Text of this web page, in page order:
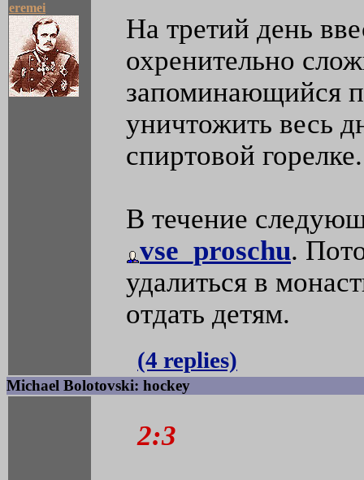
eremei
На третий день
охренительно
запоминающийся
уничтожить весь
спиртовой горелке.
В течение
vse_proschu.
удалиться в
отдать детям.
(4 replies)
Michael Bolotovski: hockey
2:3